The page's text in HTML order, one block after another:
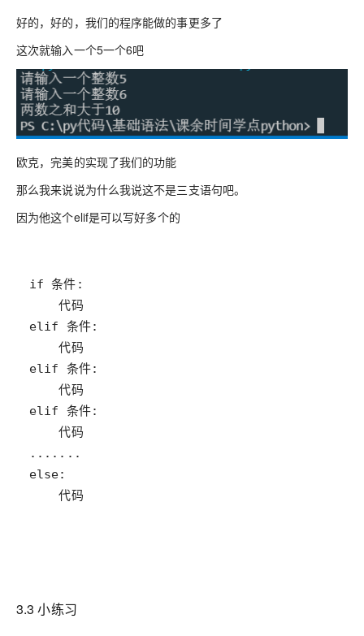
好的，好的，我们的程序能做的事更多了
这次就输入一个5一个6吧
欧克，完美的实现了我们的功能
那么我来说说为什么我说这不是三支语句吧。
因为他这个elif是可以写好多个的
3.3 小练习